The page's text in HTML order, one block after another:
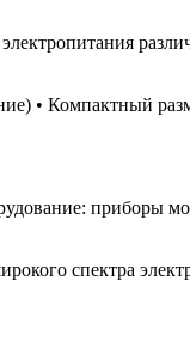
• Компактный
приборы
спектра